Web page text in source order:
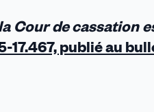
Cour de cassation
17.467, publié au